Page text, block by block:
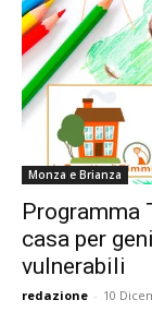
Monza e Brianza
Programma
casa per
vulnerabili
redazione - 10